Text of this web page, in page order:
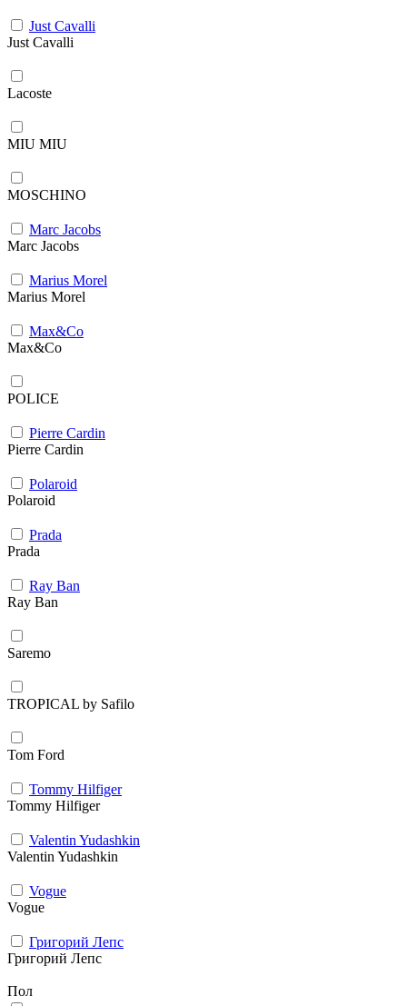
Just Cavalli
Just Cavalli
Lacoste
MIU MIU
MOSCHINO
Marc Jacobs
Marc Jacobs
Marius Morel
Marius Morel
Max&Co
Max&Co
POLICE
Pierre Cardin
Pierre Cardin
Polaroid
Polaroid
Prada
Prada
Ray Ban
Ray Ban
Saremo
TROPICAL by Safilo
Tom Ford
Tommy Hilfiger
Tommy Hilfiger
Valentin Yudashkin
Valentin Yudashkin
Vogue
Vogue
Григорий Лепс
Григорий Лепс
Пол